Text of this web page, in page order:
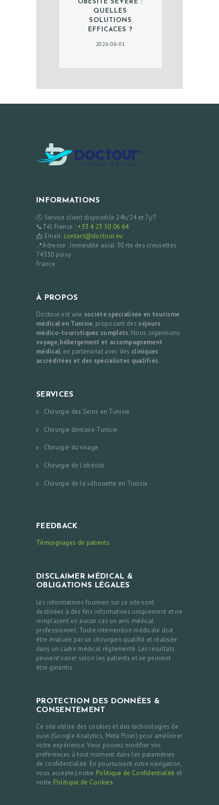
OBÉSITÉ SÉVÈRE :
QUELLES
SOLUTIONS
EFFICACES ?
2026-06-01
INFORMATIONS
🕘 Service client disponible 24h/24 et 7j/7
📞Tél France :+33 4 23 50 06 64
📩 Email: contact@doctour.eu
📍Adresse : Immeuble axial 30 rte des creusettes
74330 poisy
France
À PROPOS
Doctour est une société spécialisée en tourisme
médical en Tunisie, proposant des séjours
médico-touristiques complets. Nous organisons
voyage, hébergement et accompagnement
médical, en partenariat avec des cliniques
accréditées et des spécialistes qualifiés.
SERVICES
Chirurgie des Seins en Tunisie
Chirurgie dentaire Tunisie
Chirurgie du visage
Chirurgie de l’obésité
Chirurgie de la silhouette en Tunisie
FEEDBACK
Témoignages de patients
DISCLAIMER MÉDICAL &
OBLIGATIONS LÉGALES
Les informations fournies sur ce site sont
destinées à des fins informatives uniquement et ne
remplacent en aucun cas un avis médical
professionnel. Toute intervention médicale doit
être évaluée par un chirurgien qualifié et réalisée
dans un cadre médical réglementé. Les résultats
peuvent varier selon les patients et ne peuvent
être garantis.
PROTECTION DES DONNÉES &
CONSENTEMENT
Ce site utilise des cookies et des technologies de
suivi (Google Analytics, Meta Pixel) pour améliorer
votre expérience. Vous pouvez modifier vos
préférences à tout moment dans les paramètres
de confidentialité. En poursuivant votre navigation,
vous acceptez notre Politique de Confidentialité et
notre Politique de Cookies.